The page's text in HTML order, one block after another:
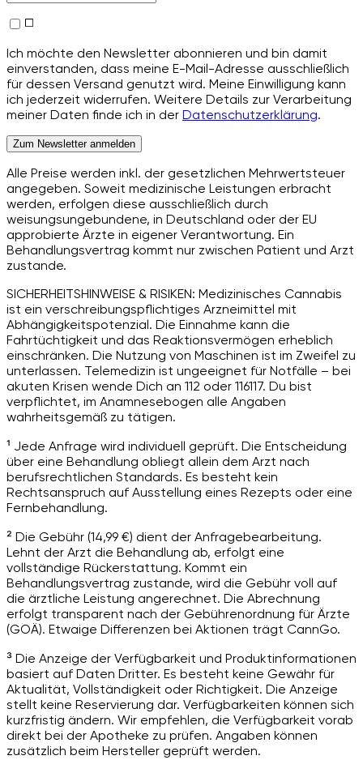
Ich möchte den Newsletter abonnieren und bin damit
einverstanden, dass meine E-Mail-Adresse ausschließlich
für dessen Versand genutzt wird. Meine Einwilligung kann
ich jederzeit widerrufen. Weitere Details zur Verarbeitung
meiner Daten finde ich in der Datenschutzerklärung.
Zum Newsletter anmelden
Alle Preise werden inkl. der gesetzlichen Mehrwertsteuer
angegeben. Soweit medizinische Leistungen erbracht
werden, erfolgen diese ausschließlich durch
weisungsungebundene, in Deutschland oder der EU
approbierte Ärzte in eigener Verantwortung. Ein
Behandlungsvertrag kommt nur zwischen Patient und Arzt
zustande.
SICHERHEITSHINWEISE & RISIKEN: Medizinisches Cannabis
ist ein verschreibungspflichtiges Arzneimittel mit
Abhängigkeitspotenzial. Die Einnahme kann die
Fahrtüchtigkeit und das Reaktionsvermögen erheblich
einschränken. Die Nutzung von Maschinen ist im Zweifel zu
unterlassen. Telemedizin ist ungeeignet für Notfälle – bei
akuten Krisen wende Dich an 112 oder 116117. Du bist
verpflichtet, im Anamnesebogen alle Angaben
wahrheitsgemäß zu tätigen.
¹ Jede Anfrage wird individuell geprüft. Die Entscheidung
über eine Behandlung obliegt allein dem Arzt nach
berufsrechtlichen Standards. Es besteht kein
Rechtsanspruch auf Ausstellung eines Rezepts oder eine
Fernbehandlung.
² Die Gebühr (14,99 €) dient der Anfragebearbeitung.
Lehnt der Arzt die Behandlung ab, erfolgt eine
vollständige Rückerstattung. Kommt ein
Behandlungsvertrag zustande, wird die Gebühr voll auf
die ärztliche Leistung angerechnet. Die Abrechnung
erfolgt transparent nach der Gebührenordnung für Ärzte
(GOÄ). Etwaige Differenzen bei Aktionen trägt CannGo.
³ Die Anzeige der Verfügbarkeit und Produktinformationen
basiert auf Daten Dritter. Es besteht keine Gewähr für
Aktualität, Vollständigkeit oder Richtigkeit. Die Anzeige
stellt keine Reservierung dar. Verfügbarkeiten können sich
kurzfristig ändern. Wir empfehlen, die Verfügbarkeit vorab
direkt bei der Apotheke zu prüfen. Angaben können
zusätzlich beim Hersteller geprüft werden.